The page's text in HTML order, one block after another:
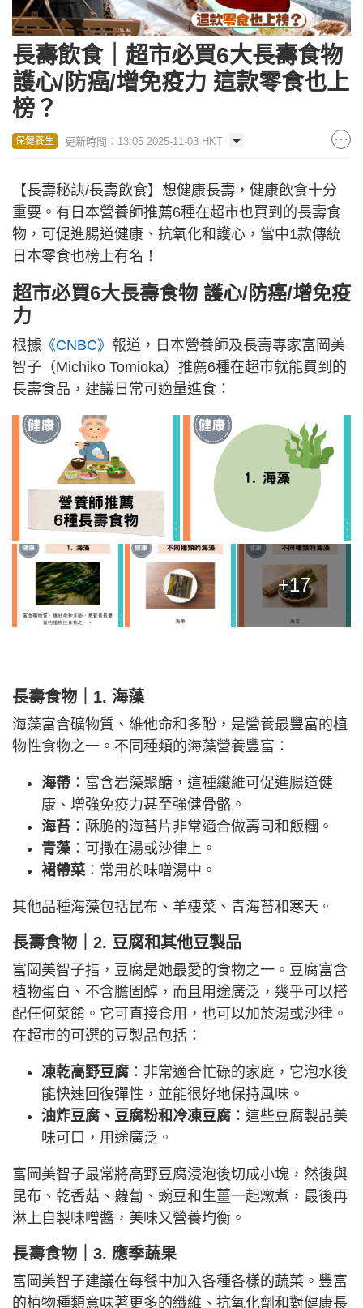
長壽飲食｜超市必買6大長壽食物
護心/防癌/增免疫力 這款零食也上
榜？
保健養生 更新時間：13:05 2025-11-03 HKT
【長壽秘訣/長壽飲食】想健康長壽，健康飲食十分
重要。有日本營養師推薦6種在超市也買到的長壽食
物，可促進腸道健康、抗氧化和護心，當中1款傳統
日本零食也榜上有名！
超市必買6大長壽食物 護心/防癌/增免疫
力
根據 《CNBC》 報道，日本營養師及長壽專家富岡美
智子（Michiko Tomioka）推薦6種在超市就能買到的
長壽食品，建議日常可適量進食：
+17
長壽食物｜1. 海藻
海藻富含礦物質、維他命和多酚，是營養最豐富的植
物性食物之一。不同種類的海藻營養豐富：
海帶 ：富含岩藻聚醣，這種纖維可促進腸道健
康、增強免疫力甚至強健骨骼。
海苔 ：酥脆的海苔片非常適合做壽司和飯糰。
青藻 ：可撒在湯或沙律上。
裙帶菜 ：常用於味噌湯中。
其他品種海藻包括昆布、羊棲菜、青海苔和寒天。
長壽食物｜2. 豆腐和其他豆製品
富岡美智子指，豆腐是她最愛的食物之一。豆腐富含
植物蛋白、不含膽固醇，而且用途廣泛，幾乎可以搭
配任何菜餚。它可直接食用，也可以加於湯或沙律。
在超市的可選的豆製品包括：
凍乾高野豆腐 ：非常適合忙碌的家庭，它泡水後
能快速回復彈性，並能很好地保持風味。
油炸豆腐、豆腐粉和冷凍豆腐 ：這些豆腐製品美
味可口，用途廣泛。
富岡美智子最常將高野豆腐浸泡後切成小塊，然後與
昆布、乾香菇、蘿蔔、豌豆和生薑一起燉煮，最後再
淋上自製味噌醬，美味又營養均衡。
長壽食物｜3. 應季蔬果
富岡美智子建議在每餐中加入各種各樣的蔬菜。豐富
的植物種類意味著更多的纖維、抗氧化劑和對健康長